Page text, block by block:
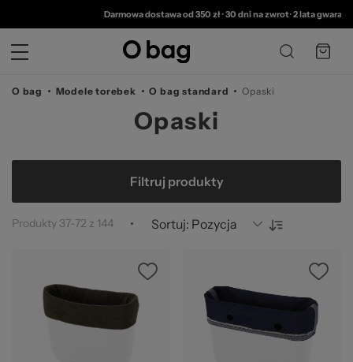
©
Darmowa dostawa od 350 zł•30 dni na zwrot•2 lata gwarancji
O bag Modele torebek O bag standard Opaski
Opaski
Produkty 37-72 z 144 Sortuj:
Filtruj produkty
Ocena: